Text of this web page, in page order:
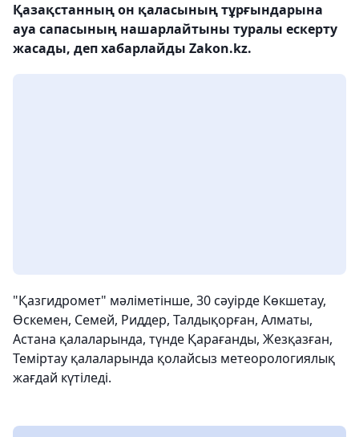
Қазақстанның он қаласының тұрғындарына
ауа сапасының нашарлайтыны туралы ескерту
жасады, деп хабарлайды Zakon.kz.
"Қазгидромет" мәліметінше, 30 сәуірде Көкшетау,
Өскемен, Семей, Риддер, Талдықорған, Алматы,
Астана қалаларында, түнде Қарағанды, Жезқазған,
Теміртау қалаларында қолайсыз метеорологиялық
жағдай күтіледі.